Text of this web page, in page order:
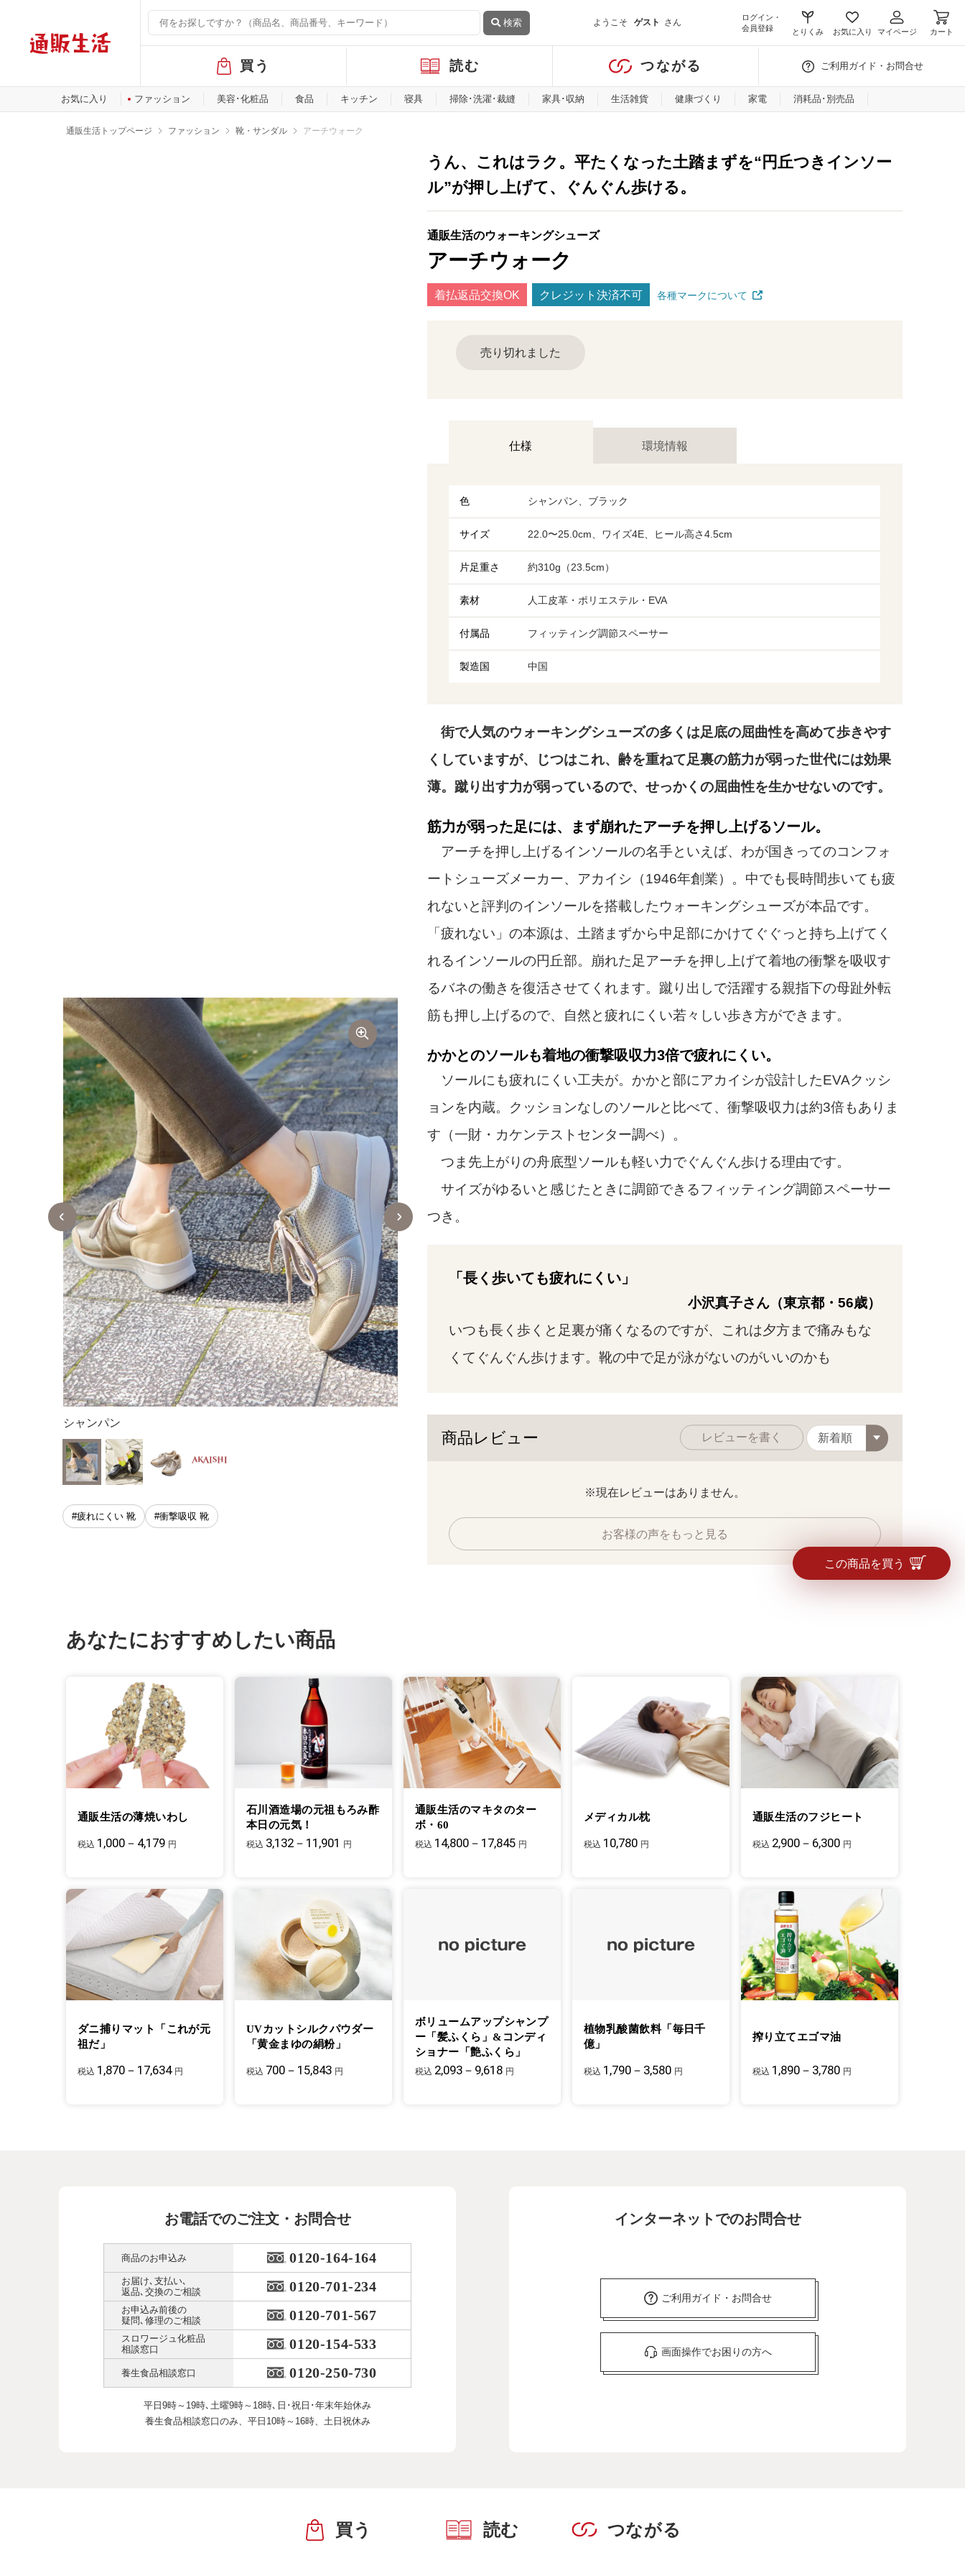
検索 ようこそ ゲスト さん
ログイン・
会員登録
とりくみ お気に入り マイページ カート
バ
ル
メ
買う 読む つながる ご利用ガイド・お問合せ
お気に入り ファッション 美容･化粧品 食品 キッチン 寝具 掃除･洗濯･裁縫 家具･収納 生活雑貨 健康づくり 家電 消耗品･別売品
通販生活トップページ ファッション 靴・サンダル アーチウォーク
うん、これはラク。平たくなった土踏まずを“円丘つきインソー
ル”が押し上げて、ぐんぐん歩ける。
シャンパン
#疲れにくい 靴 #衝撃吸収 靴
通販生活のウォーキングシューズ
アーチウォーク
着払返品交換OK クレジット決済不可 各種マークについて
売り切れました
仕様 環境情報
色 シャンパン、ブラック
サイズ 22.0〜25.0cm、ワイズ4E、ヒール高さ4.5cm
片足重さ 約310g（23.5cm）
素材 人工皮革・ポリエステル・EVA
付属品 フィッティング調節スペーサー
製造国 中国
街で人気のウォーキングシューズの多くは足底の屈曲性を高めて歩きやす
くしていますが、じつはこれ、齢を重ねて足裏の筋力が弱った世代には効果
薄。蹴り出す力が弱っているので、せっかくの屈曲性を生かせないのです。
筋力が弱った足には、まず崩れたアーチを押し上げるソール。
アーチを押し上げるインソールの名手といえば、わが国きってのコンフォ
ートシューズメーカー、アカイシ（1946年創業）。中でも長時間歩いても疲
れないと評判のインソールを搭載したウォーキングシューズが本品です。
「疲れない」の本源は、土踏まずから中足部にかけてぐぐっと持ち上げてく
れるインソールの円丘部。崩れた足アーチを押し上げて着地の衝撃を吸収す
るバネの働きを復活させてくれます。蹴り出しで活躍する親指下の母趾外転
筋も押し上げるので、自然と疲れにくい若々しい歩き方ができます。
かかとのソールも着地の衝撃吸収力3倍で疲れにくい。
ソールにも疲れにくい工夫が。かかと部にアカイシが設計したEVAクッシ
ョンを内蔵。クッションなしのソールと比べて、衝撃吸収力は約3倍もありま
す（一財・カケンテストセンター調べ）。
つま先上がりの舟底型ソールも軽い力でぐんぐん歩ける理由です。
サイズがゆるいと感じたときに調節できるフィッティング調節スペーサー
つき。
「長く歩いても疲れにくい」
小沢真子さん（東京都・56歳）
いつも長く歩くと足裏が痛くなるのですが、これは夕方まで痛みもな
くてぐんぐん歩けます。靴の中で足が泳がないのがいいのかも
商品レビュー レビューを書く
※現在レビューはありません。
お客様の声をもっと見る
この商品を買う
あなたにおすすめしたい商品
通販生活の薄焼いわし
税込 1,000－4,179 円
石川酒造場の元祖もろみ酢
本日の元気！
税込 3,132－11,901 円
通販生活のマキタのター
ボ・60
税込 14,800－17,845 円
メディカル枕
税込 10,780 円
通販生活のフジヒート
税込 2,900－6,300 円
ダニ捕りマット「これが元
祖だ」
税込 1,870－17,634 円
UVカットシルクパウダー
「黄金まゆの絹粉」
税込 700－15,843 円
ボリュームアップシャンプ
ー「髪ふくら」&コンディ
ショナー「艶ふくら」
税込 2,093－9,618 円
植物乳酸菌飲料「毎日千
億」
税込 1,790－3,580 円
搾り立てエゴマ油
税込 1,890－3,780 円
お電話でのご注文・お問合せ
商品のお申込み 0120-164-164
お届け､支払い､
返品､交換のご相談
0120-701-234
お申込み前後の
疑問､修理のご相談
0120-701-567
スロワージュ化粧品
相談窓口
0120-154-533
養生食品相談窓口 0120-250-730
平日9時～19時､土曜9時～18時､ 日･祝日･年末年始休み
養生食品相談窓口のみ、 平日10時～16時、土日祝休み
インターネットでのお問合せ
ご利用ガイド・お問合せ
画面操作でお困りの方へ
買う 読む つながる